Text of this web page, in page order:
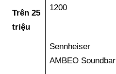
Trên 25
triệu
1200
Sennheiser
AMBEO Soundbar